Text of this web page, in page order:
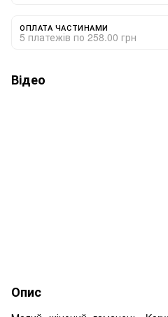
ОПЛАТА ЧАСТИНАМИ
5 платежів по 258.00 грн
Відео
Опис